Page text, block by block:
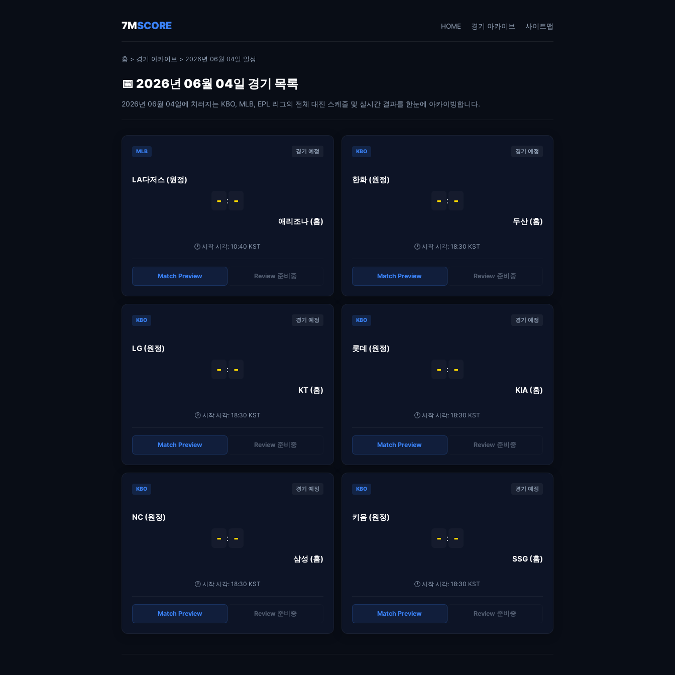
7MSCORE HOME 경기 아카이브 사이트맵
홈 > 경기 아카이브 > 2026년 06월 04일 일정
📅 2026년 06월 04일 경기 목록
2026년 06월 04일에 치러지는 KBO, MLB, EPL 리그의 전체 대진 스케줄 및 실시간 결과를 한눈에 아카이빙합니다.
MLB 경기 예정
LA다저스 (원정)
- : -
애리조나 (홈)
🕐 시작 시각: 10:40 KST
Match Preview Review 준비중
KBO 경기 예정
한화 (원정)
- : -
두산 (홈)
🕐 시작 시각: 18:30 KST
Match Preview Review 준비중
KBO 경기 예정
LG (원정)
- : -
KT (홈)
🕐 시작 시각: 18:30 KST
Match Preview Review 준비중
KBO 경기 예정
롯데 (원정)
- : -
KIA (홈)
🕐 시작 시각: 18:30 KST
Match Preview Review 준비중
KBO 경기 예정
NC (원정)
- : -
삼성 (홈)
🕐 시작 시각: 18:30 KST
Match Preview Review 준비중
KBO 경기 예정
키움 (원정)
- : -
SSG (홈)
🕐 시작 시각: 18:30 KST
Match Preview Review 준비중